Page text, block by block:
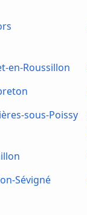
en-Roussillon
sous-Poissy
Sévigné